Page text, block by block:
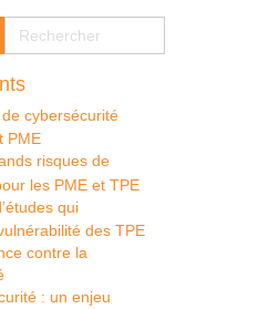
cybersécurité
PME
risques de
les PME et TPE
qui
des TPE
contre la
: un enjeu